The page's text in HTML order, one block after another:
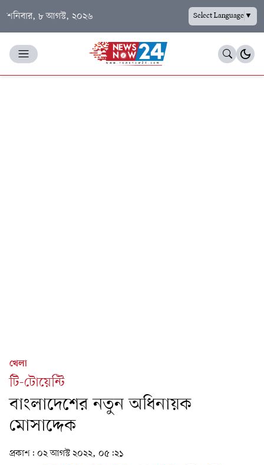
শনিবার, ৮ আগস্ট, ২০২৬ Select Language▼
খেলা
টি-টোয়েন্টি
বাংলাদেশের নতুন অধিনায়ক
মোসাদ্দেক
প্রকাশ: ০২ আগস্ট ২০২২, ০৫:২১